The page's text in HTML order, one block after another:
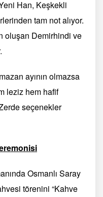
Han, Keşkekli
tam not alıyor.
oluşan Demirhindi ve
ayının olmazsa
leziz hem hafif
seçenekler
Osmanlı Saray
törenini “Kahve